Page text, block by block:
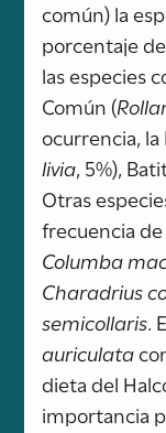
común) la
porcentaje
las especies
Común (
ocurrencia,
livia, 5%),
Otras
frecuencia
Columba
Charadrius
semicollaris.
auriculata
dieta del
importancia